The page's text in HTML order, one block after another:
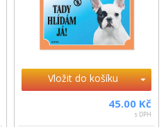
Vložit do košíku
45.00 Kč
s DPH